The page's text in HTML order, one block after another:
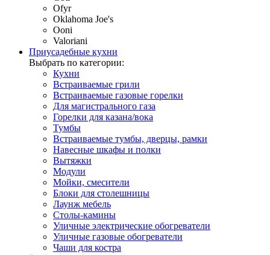
Ofyr
Oklahoma Joe's
Ooni
Valoriani
Приусадебные кухни
Выбрать по категории:
Кухни
Встраиваемые грили
Встраиваемые газовые горелки
Для магистрального газа
Горелки для казана/вока
Тумбы
Встраиваемые тумбы, дверцы, рамки
Навесные шкафы и полки
Вытяжки
Модули
Мойки, смесители
Блоки для столешницы
Лаунж мебель
Столы-камины
Уличные электрические обогреватели
Уличные газовые обогреватели
Чаши для костра